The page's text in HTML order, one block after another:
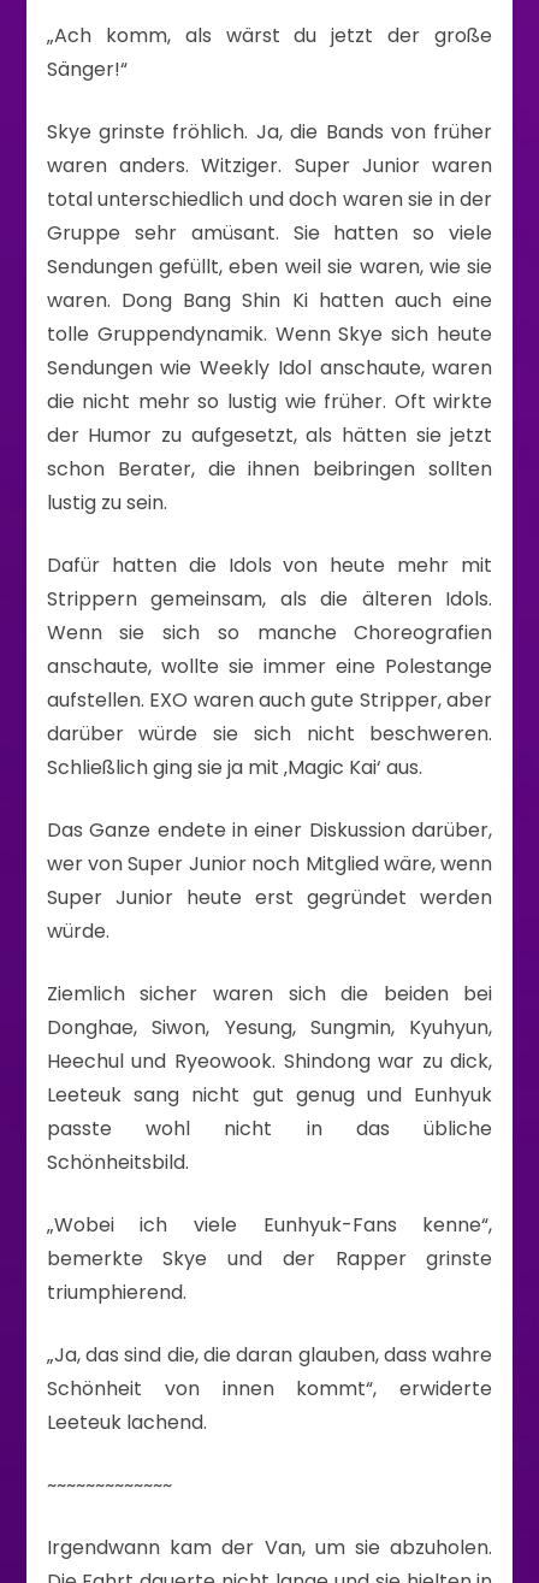
„Ach komm, als wärst du jetzt der große
Sänger!“
Skye grinste fröhlich. Ja, die Bands von früher
waren anders. Witziger. Super Junior waren
total unterschiedlich und doch waren sie in der
Gruppe sehr amüsant. Sie hatten so viele
Sendungen gefüllt, eben weil sie waren, wie sie
waren. Dong Bang Shin Ki hatten auch eine
tolle Gruppendynamik. Wenn Skye sich heute
Sendungen wie Weekly Idol anschaute, waren
die nicht mehr so lustig wie früher. Oft wirkte
der Humor zu aufgesetzt, als hätten sie jetzt
schon Berater, die ihnen beibringen sollten
lustig zu sein.
Dafür hatten die Idols von heute mehr mit
Strippern gemeinsam, als die älteren Idols.
Wenn sie sich so manche Choreografien
anschaute, wollte sie immer eine Polestange
aufstellen. EXO waren auch gute Stripper, aber
darüber würde sie sich nicht beschweren.
Schließlich ging sie ja mit ‚Magic Kai‘ aus.
Das Ganze endete in einer Diskussion darüber,
wer von Super Junior noch Mitglied wäre, wenn
Super Junior heute erst gegründet werden
würde.
Ziemlich sicher waren sich die beiden bei
Donghae, Siwon, Yesung, Sungmin, Kyuhyun,
Heechul und Ryeowook. Shindong war zu dick,
Leeteuk sang nicht gut genug und Eunhyuk
passte wohl nicht in das übliche
Schönheitsbild.
„Wobei ich viele Eunhyuk-Fans kenne“,
bemerkte Skye und der Rapper grinste
triumphierend.
„Ja, das sind die, die daran glauben, dass wahre
Schönheit von innen kommt“, erwiderte
Leeteuk lachend.
~~~~~~~~~~~~~
Irgendwann kam der Van, um sie abzuholen.